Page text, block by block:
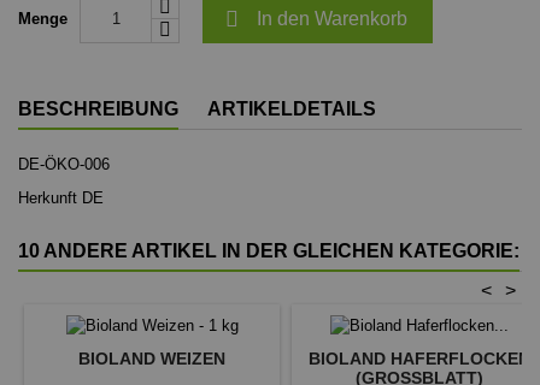
Menge  In den Warenkorb
BESCHREIBUNG ARTIKELDETAILS
DE-ÖKO-006
Herkunft DE
10 ANDERE ARTIKEL IN DER GLEICHEN KATEGORIE:
>
<
BIOLAND WEIZEN
BIOLAND HAFERFLOCKEN
(GROSSBLATT)